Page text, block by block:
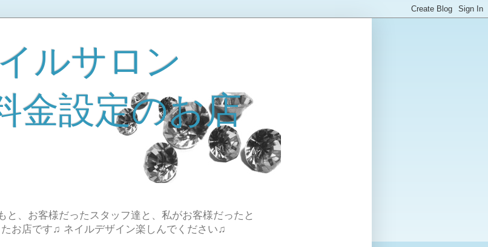
ルサロン
設定のお店
、お客様だったスタッフ達と、私がお客様だったと
お店です♫ ネイルデザイン楽しんでください♫